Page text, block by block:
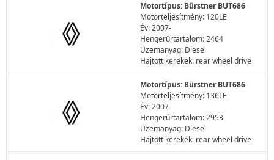
Motortípus: Bürstner BUT686
Motorteljesítmény: 120LE
Év: 2007-
Hengerűrtartalom: 2464
Üzemanyag: Diesel
Hajtott kerekek: rear wheel drive
Motortípus: Bürstner BUT686
Motorteljesítmény: 136LE
Év: 2007-
Hengerűrtartalom: 2953
Üzemanyag: Diesel
Hajtott kerekek: rear wheel drive